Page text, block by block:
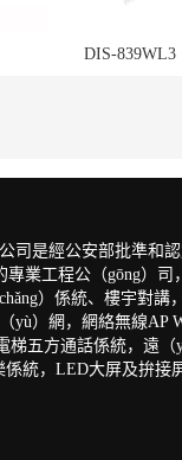
DIS-839WL3
司是經公安部批準和
專業工程公（gōng）
）係統、樓宇對講
yù）網，網絡無線AP
梯五方通話係統，遠
係統，LED大屏及拚接